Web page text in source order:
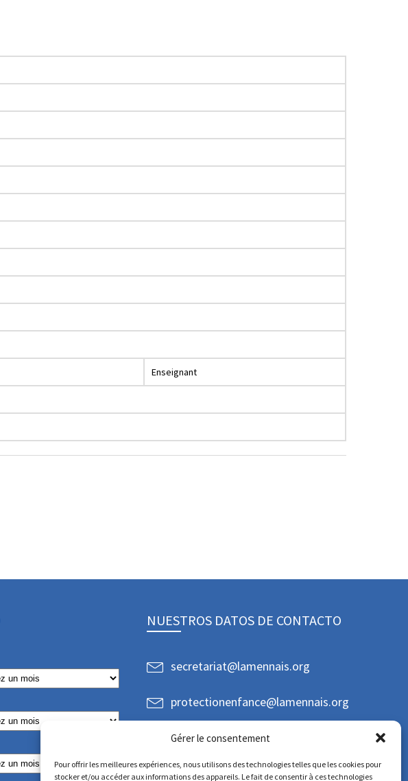
Gérer le consentement
Pour offrir les meilleures expériences, nous utilisons des technologies telles que les cookies pour
stocker et/ou accéder aux informations des appareils. Le fait de consentir à ces technologies
Enseignant
NUESTROS DATOS DE CONTACTO
secretariat@lamennais.org
protectionenfance@lamennais.org